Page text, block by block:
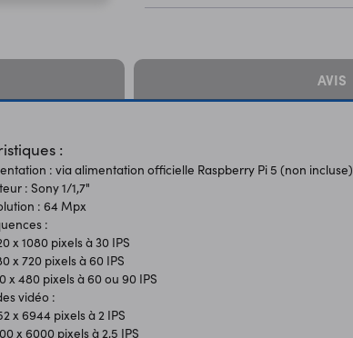
AVIS
:
: via alimentation officielle Raspberry Pi 5 (non incluse)
: Sony 1/1,7"
: 64 Mpx
:
x 1080 pixels à 30 IPS
x 720 pixels à 60 IPS
x 480 pixels à 60 ou 90 IPS
vidéo :
x 6944 pixels à 2 IPS
x 6000 pixels à 2,5 IPS